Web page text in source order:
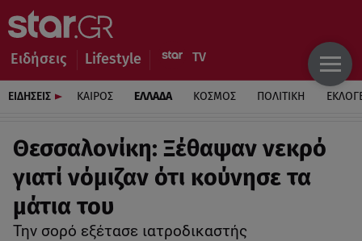
Ειδήσεις Lifestyle
ΕΙΔΗΣΕΙΣ ΚΑΙΡΟΣ ΕΛΛΑΔΑ ΚΟΣΜΟΣ ΠΟΛΙΤΙΚΗ
Θεσσαλονίκη: Ξέθαψαν νεκρό
γιατί νόμιζαν ότι κούνησε τα
μάτια του
Την σορό εξέτασε ιατροδικαστής